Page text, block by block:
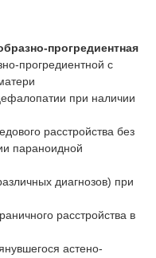
прогредиентная
прогредиентной с
при наличии
расстройства без
параноидной
диагнозов) при
расстройства в
астено-